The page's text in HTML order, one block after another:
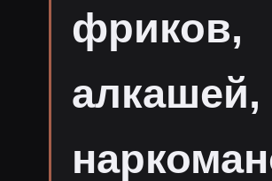
фриков,
алкашей,